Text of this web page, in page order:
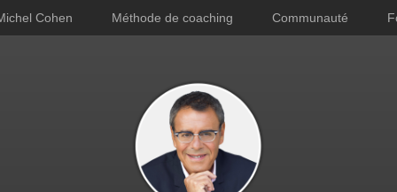
Cohen Méthode de coaching Communauté